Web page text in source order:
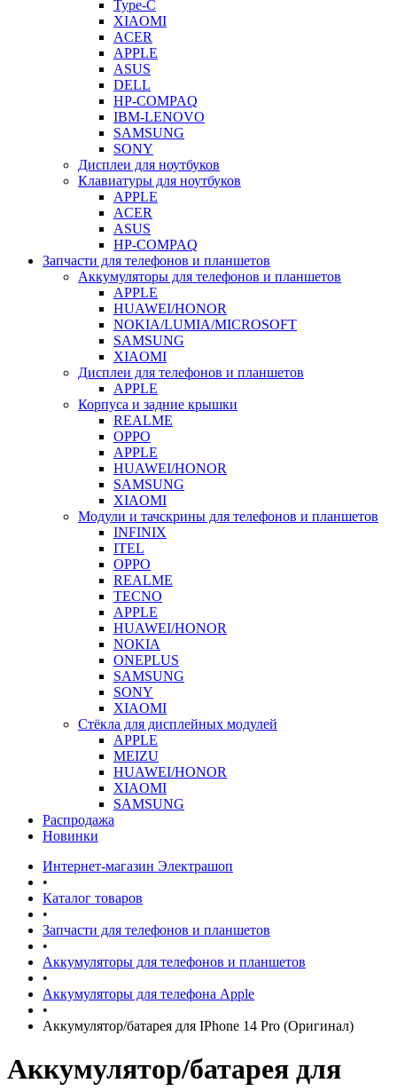
Type-C
XIAOMI
ACER
APPLE
ASUS
DELL
HP-COMPAQ
IBM-LENOVO
SAMSUNG
SONY
Дисплеи для ноутбуков
Клавиатуры для ноутбуков
APPLE
ACER
ASUS
HP-COMPAQ
Запчасти для телефонов и планшетов
Аккумуляторы для телефонов и планшетов
APPLE
HUAWEI/HONOR
NOKIA/LUMIA/MICROSOFT
SAMSUNG
XIAOMI
Дисплеи для телефонов и планшетов
APPLE
Корпуса и задние крышки
REALME
OPPO
APPLE
HUAWEI/HONOR
SAMSUNG
XIAOMI
Модули и тачскрины для телефонов и планшетов
INFINIX
ITEL
OPPO
REALME
TECNO
APPLE
HUAWEI/HONOR
NOKIA
ONEPLUS
SAMSUNG
SONY
XIAOMI
Стёкла для дисплейных модулей
APPLE
MEIZU
HUAWEI/HONOR
XIAOMI
SAMSUNG
Распродажа
Новинки
Интернет-магазин Электрашоп
•
Каталог товаров
•
Запчасти для телефонов и планшетов
•
Аккумуляторы для телефонов и планшетов
•
Аккумуляторы для телефона Apple
•
Аккумулятор/батарея для IPhone 14 Pro (Оригинал)
Аккумулятор/батарея для